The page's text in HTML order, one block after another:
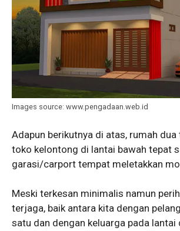
Images source: www.pengadaan.web.id
Adapun berikutnya di atas, rumah
toko kelontong di lantai bawah tepat
garasi/carport tempat meletakkan
Meski terkesan minimalis namun
terjaga, baik antara kita dengan
satu dan dengan keluarga pada lantai